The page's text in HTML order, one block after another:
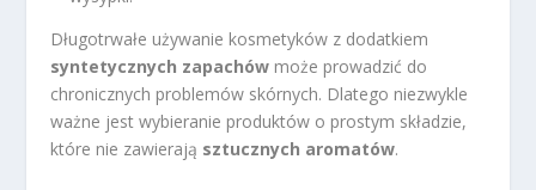
Długotrwałe używanie kosmetyków z dodatkiem
syntetycznych zapachów może prowadzić do
chronicznych problemów skórnych. Dlatego niezwykle
ważne jest wybieranie produktów o prostym składzie,
które nie zawierają sztucznych aromatów.